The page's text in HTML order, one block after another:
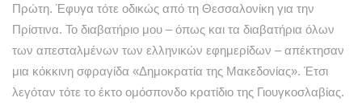
Πρώτη. Έφυγα τότε οδικώς από τη Θεσσαλονίκη για την
Πρίστινα. Το διαβατήριο μου – όπως και τα διαβατήρια όλων
των απεσταλμένων των ελληνικών εφημερίδων – απέκτησαν
μια κόκκινη σφραγίδα «Δημοκρατία της Μακεδονίας». Έτσι
λεγόταν τότε το έκτο ομόσπονδο κρατίδιο της Γιουγκοσλαβίας.